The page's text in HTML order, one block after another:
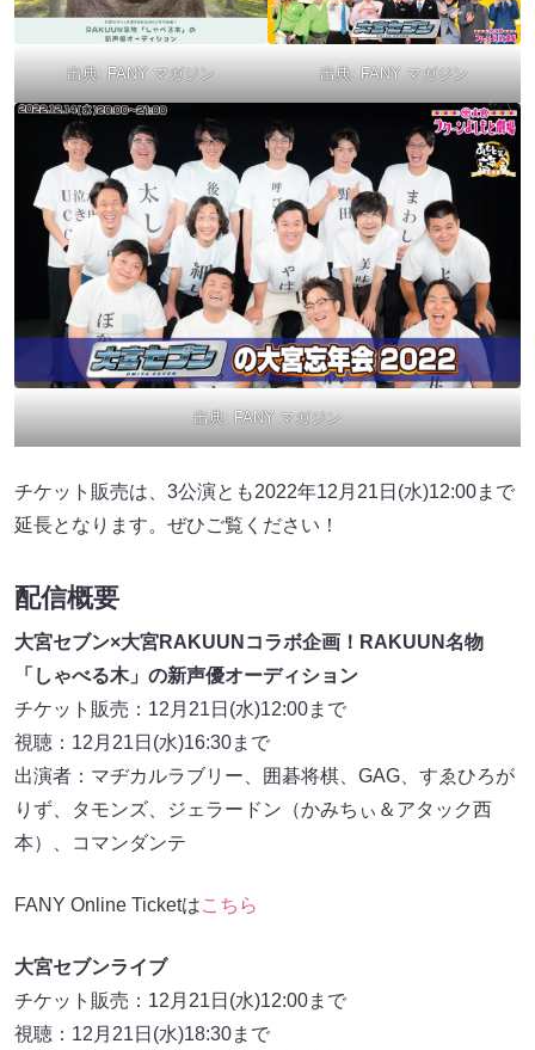
出典: FANY マガジン 出典: FANY マガジン
出典: FANY マガジン
チケット販売は、3公演とも2022年12月21日(水)12:00まで
延長となります。ぜひご覧ください！
配信概要
大宮セブン×大宮RAKUUNコラボ企画！RAKUUN名物
「しゃべる木」の新声優オーディション
チケット販売：12月21日(水)12:00まで
視聴：12月21日(水)16:30まで
出演者：マヂカルラブリー、囲碁将棋、GAG、すゑひろが
りず、タモンズ、ジェラードン（かみちぃ＆アタック西
本）、コマンダンテ
FANY Online Ticketはこちら
大宮セブンライブ
チケット販売：12月21日(水)12:00まで
視聴：12月21日(水)18:30まで